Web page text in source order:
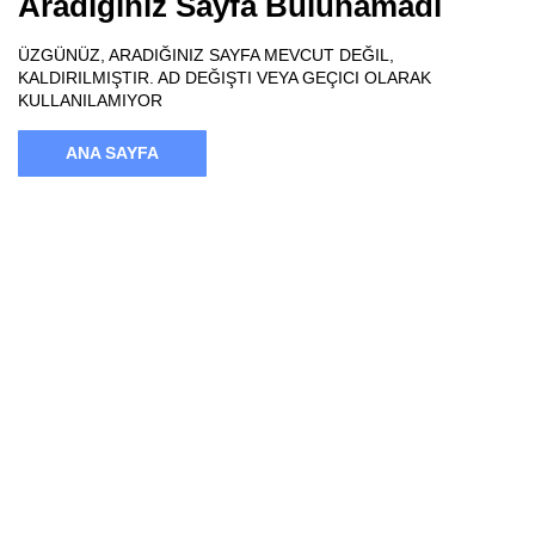
ÜZGÜNÜZ, ARADIĞINIZ SAYFA MEVCUT DEĞIL,
KALDIRILMIŞTIR. AD DEĞIŞTI VEYA GEÇICI OLARAK
KULLANILAMIYOR
ANA SAYFA